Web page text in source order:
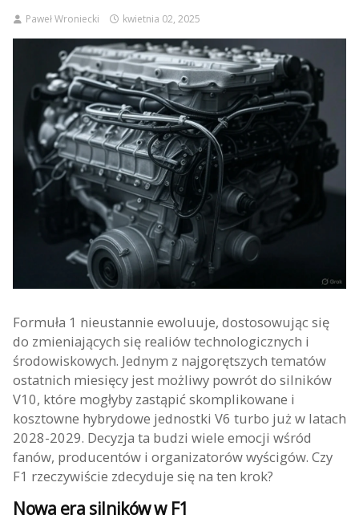
Paweł Wroniecki kwietnia 02, 2025
Formuła 1 nieustannie ewoluuje, dostosowując się
do zmieniających się realiów technologicznych i
środowiskowych. Jednym z najgorętszych tematów
ostatnich miesięcy jest możliwy powrót do silników
V10, które mogłyby zastąpić skomplikowane i
kosztowne hybrydowe jednostki V6 turbo już w latach
2028-2029. Decyzja ta budzi wiele emocji wśród
fanów, producentów i organizatorów wyścigów. Czy
F1 rzeczywiście zdecyduje się na ten krok?
Nowa era silników w F1